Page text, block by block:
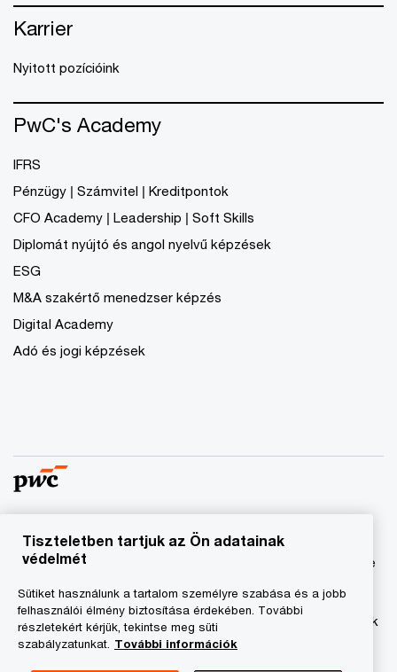
Karrier
Nyitott pozícióink
PwC's Academy
IFRS
Pénzügy | Számvitel | Kreditpontok
CFO Academy | Leadership | Soft Skills
Diplomát nyújtó és angol nyelvű képzések
ESG
M&A szakértő menedzser képzés
Digital Academy
Adó és jogi képzések
© 2023 - 2026 PwC. Minden jog fenntartva. A „PwC”
kifejezés a PricewaterhouseCoopers Könyvvizsgáló Kft.-re
amelyek az önálló és független jogi személyekből álló
PricewaterhouseCoopers International Limited hálózatának
tagja.
Tiszteletben tartjuk az Ön adatainak
védelmét
Sütiket használunk a tartalom személyre szabása és a jobb
felhasználói élmény biztosítása érdekében. További
részletekért kérjük, tekintse meg süti
szabályzatunkat. További információk